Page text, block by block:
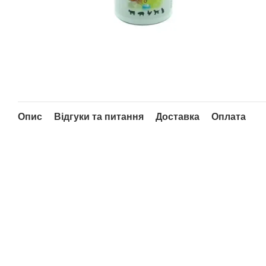
Опис Відгуки та питання Доставка Оплата